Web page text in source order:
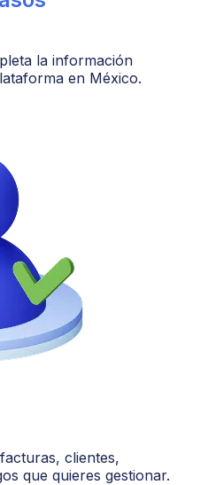
la información
en México.
clientes,
que quieres gestionar.